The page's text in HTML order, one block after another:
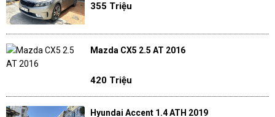
355 Triệu
Mazda CX5 2.5 AT 2016
420 Triệu
Hyundai Accent 1.4 ATH 2019